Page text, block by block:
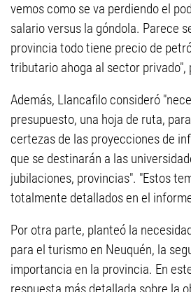
vemos como se va perdiendo el
salario versus la góndola. Parece
provincia todo tiene precio de
tributario ahoga al sector privado",
Además, Llancafilo consideró
presupuesto, una hoja de ruta,
certezas de las proyecciones de
que se destinarán a las
jubilaciones, provincias". "Estos
totalmente detallados en el
Por otra parte, planteó la
para el turismo en Neuquén, la
importancia en la provincia. En